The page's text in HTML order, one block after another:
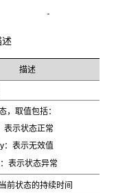
-- -
描述
，取值包括：
示状态正常
表示无效值
表示状态异常
前状态的持续时间